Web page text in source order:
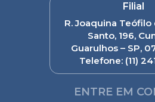
Filial
R. Joaquina
Santo, 196,
Guarulhos – SP,
Telefone:(11)
ENTRE EM